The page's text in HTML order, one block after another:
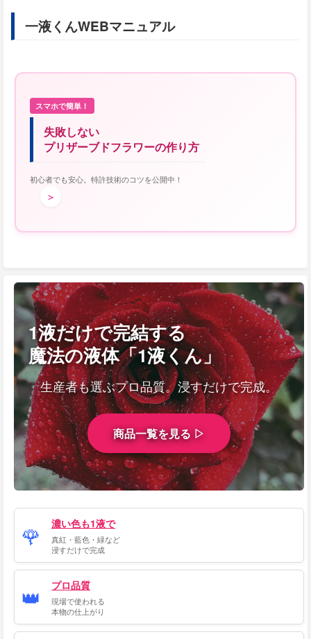
一液くんWEBマニュアル
スマホで簡単！
失敗しない
プリザーブドフラワーの作り方
初心者でも安心。特許技術のコツを公開中！
＞
1液だけで完結する
魔法の液体「1液くん」
生産者も選ぶプロ品質。浸すだけで完成。
商品一覧を見る ▷
🌹 濃い色も1液で
真紅・藍色・緑など
浸すだけで完成
👑 プロ品質
現場で使われる
本物の仕上がり